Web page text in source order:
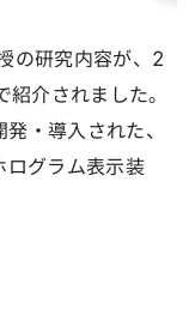
の研究内容が、2
介されました。
・導入された、
ログラム表示装